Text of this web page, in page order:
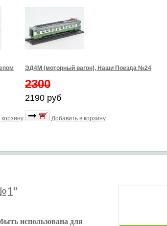
ЭД4М (моторный вагон), Наши Поезда №24
2300
2190 руб
Добавить в корзину
использована для